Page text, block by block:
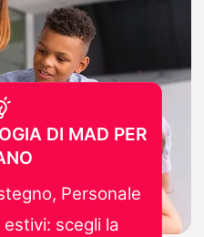
DI MAD PER
Personale
estivi: scegli la